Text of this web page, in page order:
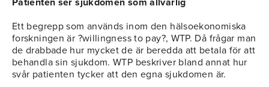
Patienten ser sjukdomen som allvarlig
Ett begrepp som används inom den hälsoekonomiska
forskningen är ?willingness to pay?, WTP. Då frågar man
de drabbade hur mycket de är beredda att betala för att
behandla sin sjukdom. WTP beskriver bland annat hur
svår patienten tycker att den egna sjukdomen är.